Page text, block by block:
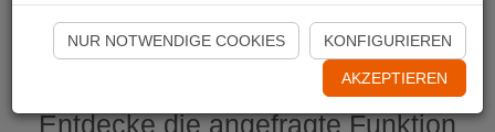
Naviki App jetzt öffnen
Entdecke die angefragte Funktion
NUR NOTWENDIGE COOKIES KONFIGURIEREN
AKZEPTIEREN